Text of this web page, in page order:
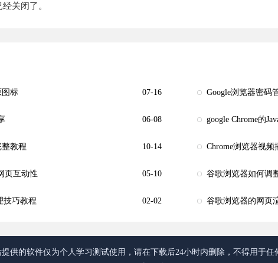
关闭了。
图标 07-16 Google浏览器密码
06-08 google Chrome的
教程 10-14 Chrome浏览器视
页互动性 05-10 谷歌浏览器如何调
技巧教程 02-02 谷歌浏览器的网页
供的软件仅为个人学习测试使用，请在下载后24小时内删除，不得用于任